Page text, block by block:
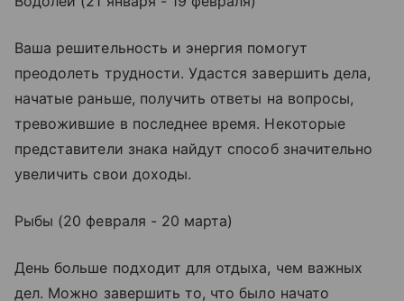
Ваша решительность и энергия помогут
преодолеть трудности. Удастся завершить дела,
начатые раньше, получить ответы на вопросы,
тревожившие в последнее время. Некоторые
представители знака найдут способ значительно
увеличить свои доходы.
Рыбы (20 февраля - 20 марта)
День больше подходит для отдыха, чем важных
дел. Можно завершить то, что было начато